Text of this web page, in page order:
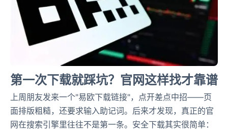
第一次下载就踩坑？官网这样找才靠谱
上周朋友发来一个"易欧下载链接"，点开差点中招——页
面排版粗糙，还要求输入助记词。后来才发现，真正的官
网在搜索引擎里往往不是第一条。安全下载其实很简单：